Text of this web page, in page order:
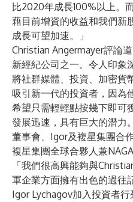
比2020年成長100%以上。
藉目前增資的收益和我們新
成長可望加速。」
Christian Angermayer評論
新經紀公司之一。令人印象
將社群媒體、投資、加密貨
吸引新一代的投資者，因為
希望只需輕輕點按幾下即可
發展迅速，具有巨大的潛力
董事會、Igor及複星集團合作
複星集團全球合夥人兼
「我們很高興能夠與
軍企業方面擁有出色的過往
Igor Lychagov加入投資者